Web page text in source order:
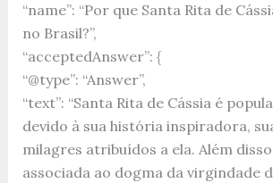
“name”: “Por que Santa Rita de
no Brasil?”,
“acceptedAnswer”: {
“@type”: “Answer”,
“text”: “Santa Rita de Cássia é
devido à sua história inspiradora,
milagres atribuídos a ela. Além
associada ao dogma da virgindade